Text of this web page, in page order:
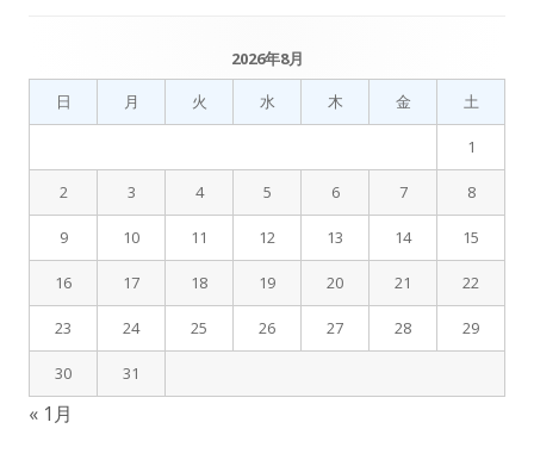
シ
ョ
ン
メ
イ
ン
サ
イ
ド
バ
ー
2026年8月
日
月 火 水 木 金 土
1
2 3 4 5 6 7 8
9 10 11 12 13 14 15
16 17 18 19 20 21 22
23 24 25 26 27 28 29
30 31
« 1月